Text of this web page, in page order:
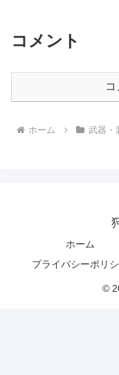
コメント
ホーム 武器・
ホーム
プライバシーポリ
©